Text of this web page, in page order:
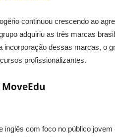
continuou crescendo ao
adquiriu as três marcas
incorporação dessas marcas, o
profissionalizantes.
inglês com foco no público jovem